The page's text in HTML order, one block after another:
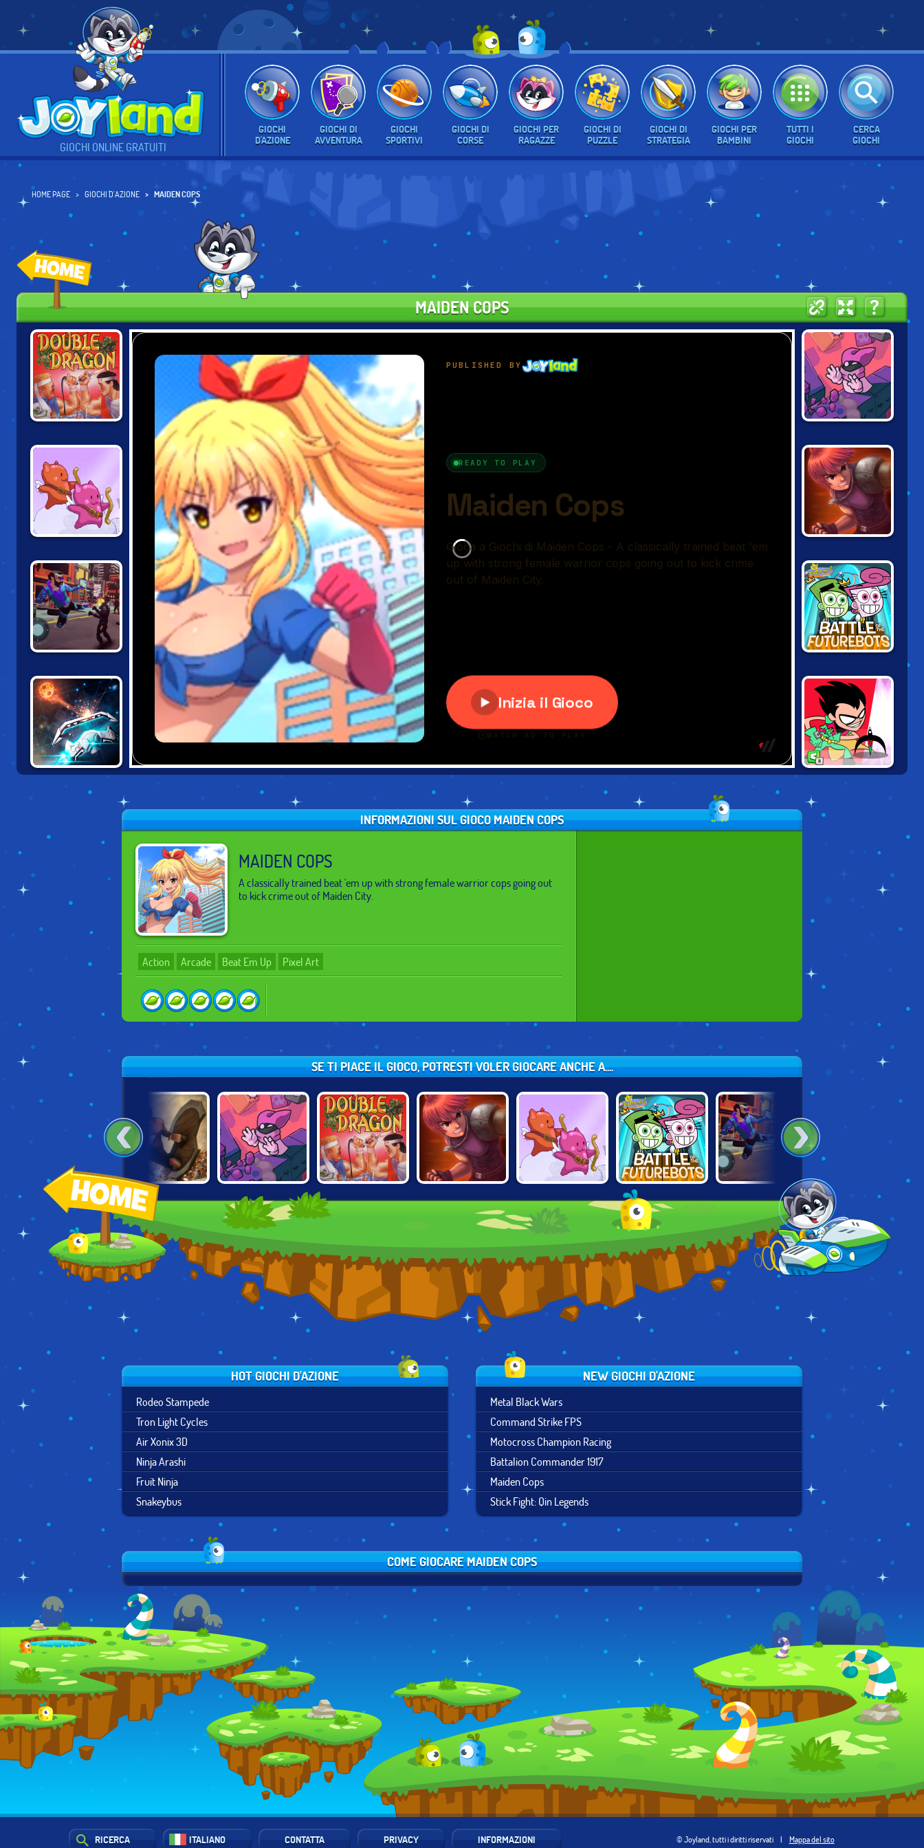
GIOCHI ONLINE GRATUITI
GIOCHI
D'AZIONE
GIOCHI DI
AVVENTURA
GIOCHI
SPORTIVI
GIOCHI DI
CORSE
GIOCHI PER
RAGAZZE
GIOCHI DI
PUZZLE
GIOCHI DI
STRATEGIA
GIOCHI PER
BAMBINI
TUTTI I
GIOCHI
CERCA
GIOCHI
HOME PAGE GIOCHI D'AZIONE MAIDEN COPS
MAIDEN COPS
GOOD 'N EVIL
RETRIBUTION
REVENGE
PARENTS: FIGHT
OF THE
FUTUREBOTS
TEEN TITANS
INFORMAZIONI SUL GIOCO MAIDEN COPS
MAIDEN COPS
A classically trained beat 'em up with strong female warrior cops going out
to kick crime out of Maiden City.
Action Arcade Beat Em Up Pixel Art
SE TI PIACE IL GIOCO, POTRESTI VOLER GIOCARE ANCHE A....
SUPER HERO
BRAWL
GLADIATOR:
TRUE STORY
GRABANAKKI DOUBLE DRAGON
REVENGE
GOOD 'N EVIL
FAIRLY ODD
PARENTS: FIGHT
OF THE
FUTUREBOTS
CYBER RAGE
RETRIBUTION
TEEN TITANS
JUMP JOUSTS
HOT GIOCHI D'AZIONE
Rodeo Stampede
Tron Light Cycles
Air Xonix 3D
Ninja Arashi
Fruit Ninja
Snakeybus
NEW GIOCHI D'AZIONE
Metal Black Wars
Command Strike FPS
Motocross Champion Racing
Battalion Commander 1917
Maiden Cops
Stick Fight: Qin Legends
COME GIOCARE MAIDEN COPS
RICERCA ITALIANO CONTATTA PRIVACY INFORMAZIONI © Joyland, tutti i diritti riservati | Mappa del sito